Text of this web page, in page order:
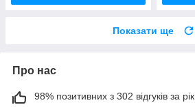
Показати ще
Про нас
98% позитивних з 302 відгуків за рік